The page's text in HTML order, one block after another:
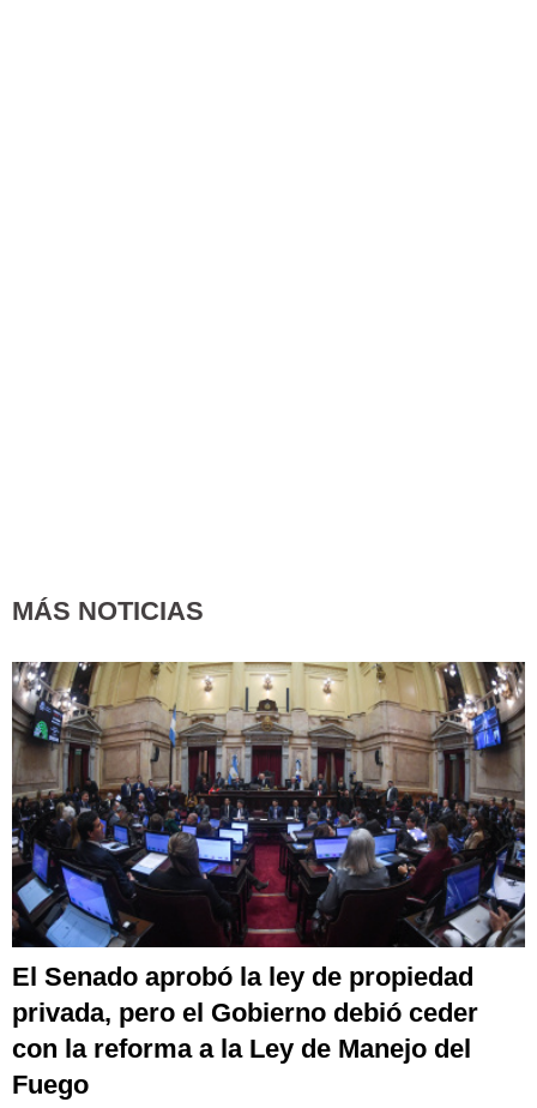
MÁS NOTICIAS
El Senado aprobó la ley de propiedad
privada, pero el Gobierno debió ceder
con la reforma a la Ley de Manejo del
Fuego